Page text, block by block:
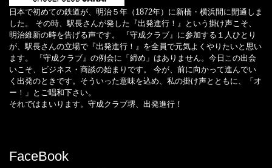
日本で初めての鉄道が、明治５年（1872年）に新橋・横浜間に開通しま
した。 その時、駅長さんが発した『出発進行！』という掛け声こそ、
明治維新の時を告げる声です。 『守成クラブ』に参加する１人ひとり
が、駅長さんの立場で『出発進行！』を全員で元気よくやりたいと思い
ます。 『守成クラブ』の例会に「締め」はありません。今日この出会
いこそ、ビジネス・商談の始まりです。 今が、前に向かって進んでい
く出発のときです。そういった意味を込め、私の掛け声とともに、「オ
ー！」とご唱和下さい。
それではまいります。守成クラブ堺、出発進行！
FaceBook